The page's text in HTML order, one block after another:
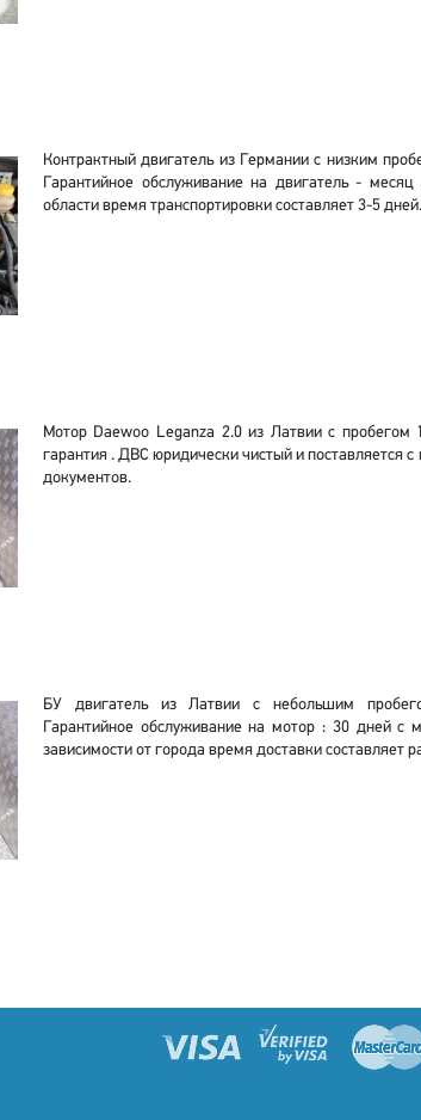
Контрактный двигатель из Германии с низким
Гарантийное обслуживание на двигатель -
области время транспортировки составляет 3-5 дней.
Мотор Daewoo Leganza 2.0 из Латвии с пробегом
гарантия . ДВС юридически чистый и поставляется
документов.
БУ двигатель из Латвии с небольшим
Гарантийное обслуживание на мотор : 30 дней с
зависимости от города время доставки составляет